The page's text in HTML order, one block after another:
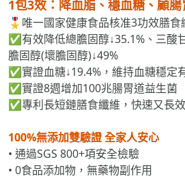
🎖️唯一國家健康食品核准3功效膳食
✅有效降低總膽固醇↓35.1%、三酸
膽固醇(壞膽固醇)↓49%
✅實證血糖↓19.4%，維持血糖穩定有
✅實證8週增加100兆腸胃道益生菌
✅專利長短鏈膳食纖維，快速又長效
• 通過SGS 800+項安全檢驗
• 0食品添加物，無藥物副作用
• 無色無味｜冷熱皆溶｜加入水、湯